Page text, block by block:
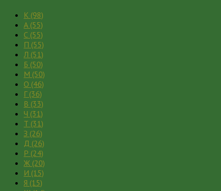
К (98)
А (55)
С (55)
П (55)
Л (51)
Б (50)
М (50)
О (46)
Г (36)
В (33)
Ч (31)
Т (31)
З (26)
Д (26)
Р (24)
Ж (20)
И (15)
Я (15)